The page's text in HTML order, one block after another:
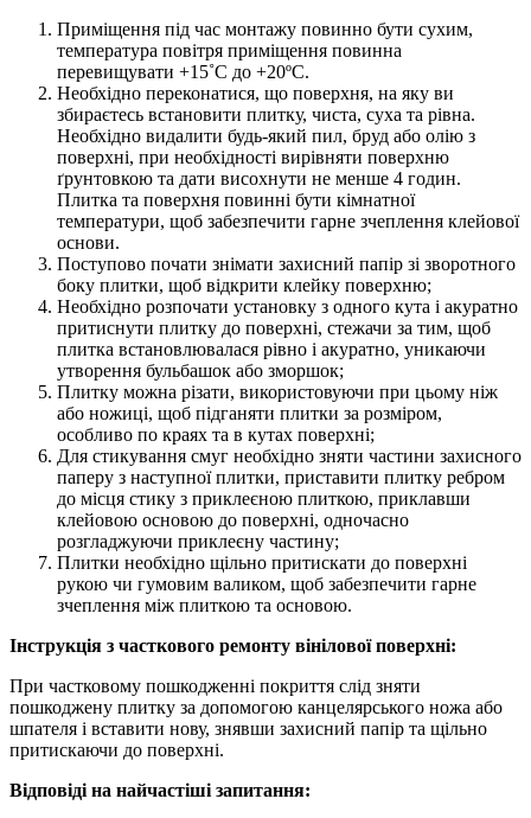
Приміщення під час монтажу повинно бути сухим,
температура повітря приміщення повинна
перевищувати +15˚С до +20ºС.
Необхідно переконатися, що поверхня, на яку ви
збираєтесь встановити плитку, чиста, суха та рівна.
Необхідно видалити будь-який пил, бруд або олію з
поверхні, при необхідності вирівняти поверхню
ґрунтовкою та дати висохнути не менше 4 годин.
Плитка та поверхня повинні бути кімнатної
температури, щоб забезпечити гарне зчеплення клейової
основи.
Поступово почати знімати захисний папір зі зворотного
боку плитки, щоб відкрити клейку поверхню;
Необхідно розпочати установку з одного кута і акуратно
притиснути плитку до поверхні, стежачи за тим, щоб
плитка встановлювалася рівно і акуратно, уникаючи
утворення бульбашок або зморшок;
Плитку можна різати, використовуючи при цьому ніж
або ножиці, щоб підганяти плитки за розміром,
особливо по краях та в кутах поверхні;
Для стикування смуг необхідно зняти частини захисного
паперу з наступної плитки, приставити плитку ребром
до місця стику з приклеєною плиткою, приклавши
клейовою основою до поверхні, одночасно
розгладжуючи приклеєну частину;
Плитки необхідно щільно притискати до поверхні
рукою чи гумовим валиком, щоб забезпечити гарне
зчеплення між плиткою та основою.
Інструкція з часткового ремонту вінілової поверхні:
При частковому пошкодженні покриття слід зняти
пошкоджену плитку за допомогою канцелярського ножа або
шпателя і вставити нову, знявши захисний папір та щільно
притискаючи до поверхні.
Відповіді на найчастіші запитання: